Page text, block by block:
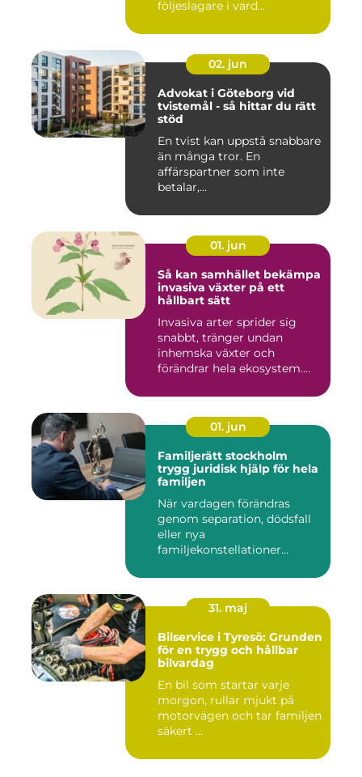
följeslagare i vard...
02. jun
Advokat i Göteborg vid
tvistemål - så hittar du rätt
stöd
En tvist kan uppstå snabbare
än många tror. En
affärspartner som inte
betalar,...
01. jun
Så kan samhället bekämpa
invasiva växter på ett
hållbart sätt
Invasiva arter sprider sig
snabbt, tränger undan
inhemska växter och
förändrar hela ekosystem.
01. jun
Familjerätt stockholm
trygg juridisk hjälp för hela
familjen
När vardagen förändras
genom separation, dödsfall
eller nya
familjekonstellationer
31. maj
Bilservice i Tyresö: Grunden
för en trygg och hållbar
bilvardag
En bil som startar varje
morgon, rullar mjukt på
motorvägen och tar familjen
säkert ...